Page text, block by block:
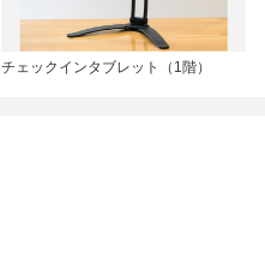
チェックインタブレット（1階）